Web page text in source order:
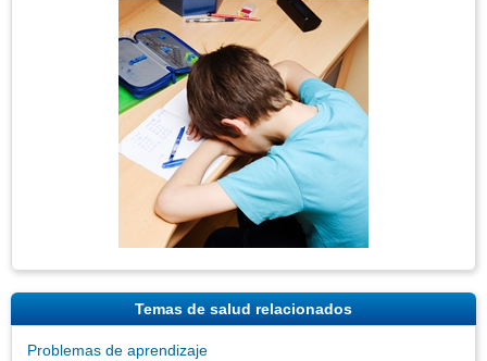
Temas de salud relacionados
Problemas de aprendizaje